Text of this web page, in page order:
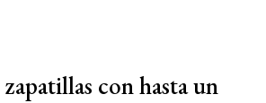
con hasta un